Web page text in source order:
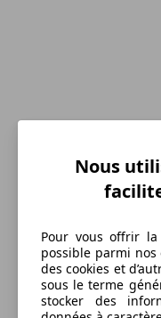
Diesel
Nous
Pour vous offrir
possible parmi
des cookies et
sous le terme
stocker des